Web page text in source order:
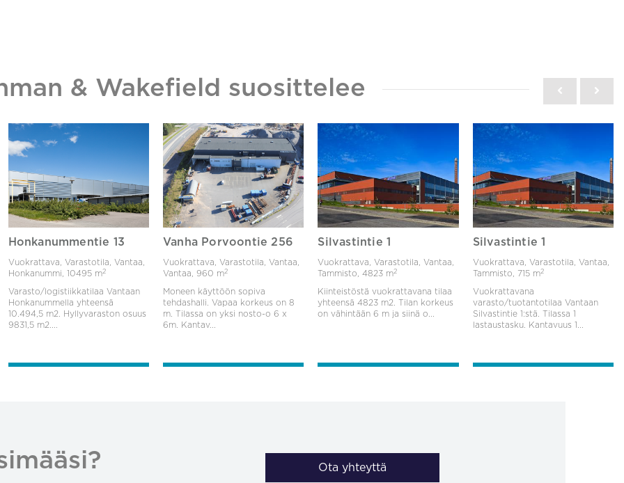
& Wakefield suosittelee
Honkanummentie 13
Vuokrattava, Varastotila, Vantaa,
Honkanummi, 10495 m2
Varasto/logistiikkatilaa Vantaan
Honkanummella yhteensä
10.494,5 m2. Hyllyvaraston osuus
9831,5 m2....
Vanha Porvoontie 256
Vuokrattava, Varastotila, Vantaa,
Vantaa, 960 m2
Moneen käyttöön sopiva
tehdashalli. Vapaa korkeus on 8
m. Tilassa on yksi nosto-o 6 x
6m. Kantav...
Silvastintie 1
Vuokrattava, Varastotila, Vantaa,
Tammisto,4823 m2
Kiinteistöstä vuokrattavana tilaa
yhteensä 4823 m2. Tilan korkeus
on vähintään 6 m ja siinä o...
Silvastintie 1
Vuokrattava, Varastotila, Vantaa,
Tammisto,
715 m2
Vuokrattavana
varasto/tuotantotilaa Vantaan
Silvastintie 1:stä. Tilassa 1
lastaustasku. Kantavuus 1...
Ota yhteyttä